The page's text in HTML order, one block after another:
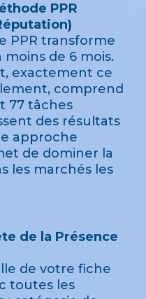
PPR
PPR transforme
de 6 mois.
exactement ce
comprend
77 tâches
des résultats
approche
de dominer la
les marchés les
de la Présence
de votre fiche
toutes les